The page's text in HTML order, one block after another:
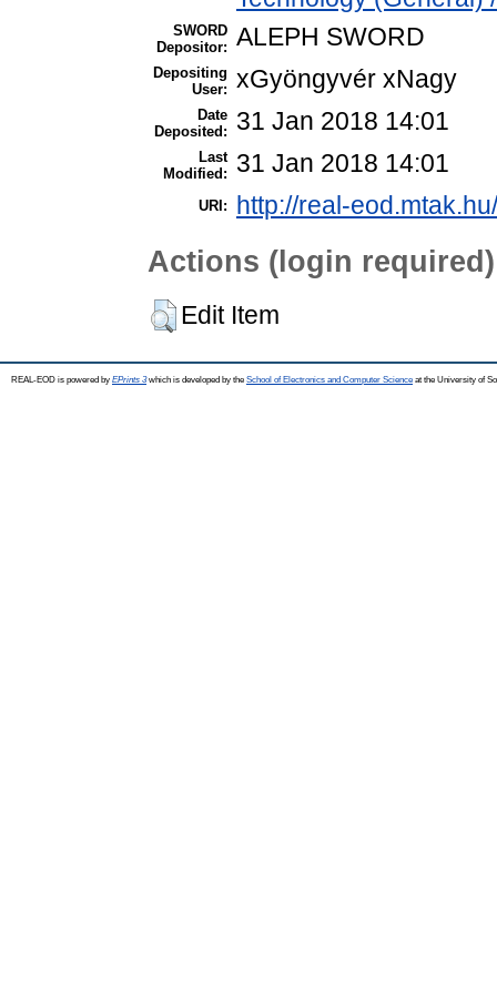
SWORD
Depositor: ALEPH SWORD
Depositing
User: xGyöngyvér xNagy
Date
Deposited:
31 Jan 2018 14:01
Last
Modified:
31 Jan 2018 14:01
URI: http://real-
Actions (login required)
Edit Item
REAL-EOD is powered by EPrints 3which is developed by the School of Electronics and Computer Science at the University of